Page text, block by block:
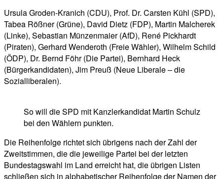
Ursula Groden-Kranich (CDU), Prof. Dr. Carsten Kühl (SPD),
Tabea Rößner (Grüne), David Dietz (FDP), Martin Malcherek
(Linke), Sebastian Münzenmaier (AfD), René Pickhardt
(Piraten), Gerhard Wenderoth (Freie Wähler), Wilhelm Schild
(ÖDP), Dr. Bernd Föhr (Die Partei), Bernhard Heck
(Bürgerkandidaten), Jim Preuß (Neue Liberale – die
Sozialliberalen).
So will die SPD mit Kanzlerkandidat Martin Schulz
bei den Wählern punkten.
Die Reihenfolge richtet sich übrigens nach der Zahl der
Zweitstimmen, die die jeweilige Partei bei der letzten
Bundestagswahl im Land erreicht hat, die übrigen Listen
schließen sich in alphabetischer Reihenfolge der Namen der